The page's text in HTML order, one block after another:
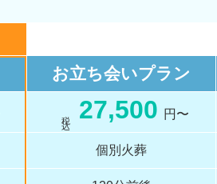
お立ち会いプラン
27,500 円〜
個別火葬